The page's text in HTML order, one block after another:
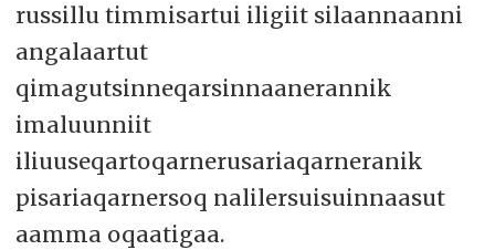
russillu timmisartui iligiit silaannaanni
angalaartut
qimagutsinneqarsinnaanerannik
imaluunniit
iliuuseqartoqarnerusariaqarneranik
pisariaqarnersoq nalilersuisuinnaasut
aamma oqaatigaa.